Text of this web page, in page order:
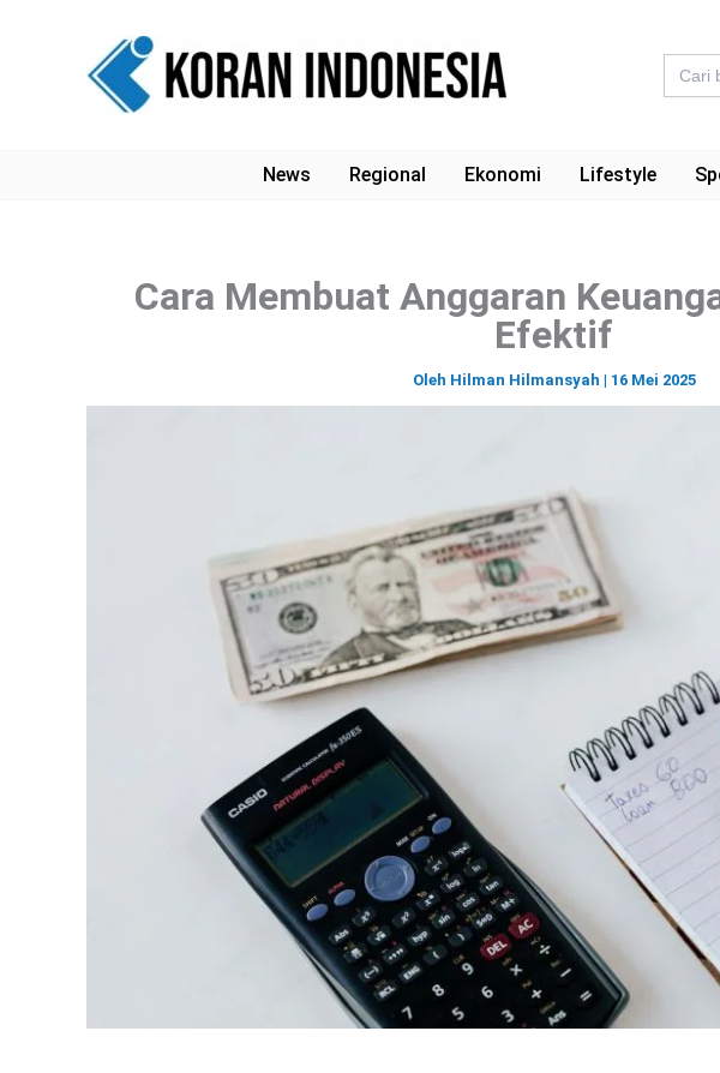
Search
for:
News Regional Ekonomi Lifestyle
Cara Membuat Anggaran
Efektif
Oleh Hilman Hilmansyah | 16 Mei 2025